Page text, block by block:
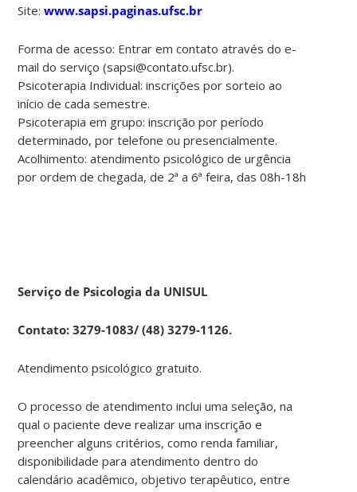
Site:www.sapsi.paginas.ufsc.br
Forma de acesso: Entrar em contato através do e-
mail do serviço (sapsi@contato.ufsc.br).
Psicoterapia Individual: inscrições por sorteio ao
início de cada semestre.
Psicoterapia em grupo: inscrição por período
determinado, por telefone ou presencialmente.
Acolhimento: atendimento psicológico de urgência
por ordem de chegada, de 2ª a 6ª feira, das 08h-18h
Serviço de Psicologia da UNISUL
Contato: 3279-1083/(48) 3279-1126.
Atendimento psicológico gratuito.
O processo de atendimento inclui uma seleção, na
qual o paciente deve realizar uma inscrição e
preencher alguns critérios, como renda familiar,
disponibilidade para atendimento dentro do
calendário acadêmico, objetivo terapêutico, entre